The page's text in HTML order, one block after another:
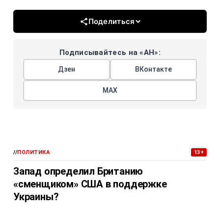
Поделиться
Подписывайтесь на «АН»:
Дзен ВКонтакте
МАХ
//ПОЛИТИКА 13+
Запад определил Британию
«сменщиком» США в поддержке
Украины?